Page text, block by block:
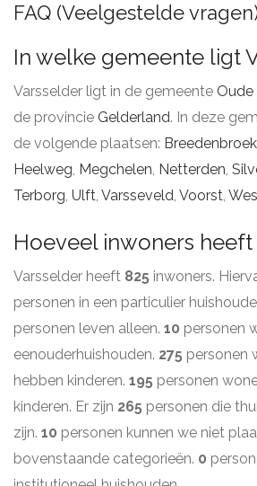
FAQ (Veelgestelde
In welke gemeente ligt
Varsselder ligt in de gemeente Oude
de provincie Gelderland. In deze
de volgende plaatsen: Breedenbroek
Heelweg, Megchelen, Netterden,
Terborg, Ulft, Varsseveld, Voorst,
Hoeveel inwoners heeft
Varsselder heeft 825 inwoners.
personen in een particulier
personen leven alleen. 10 personen
eenouderhuishouden. 275 personen
hebben kinderen. 195 personen
kinderen. Er zijn 265 personen die
zijn. 10 personen kunnen we niet
bovenstaande categorieën. 0